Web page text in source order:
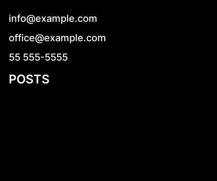
info@example.com
office@example.com
55 555-5555
POSTS